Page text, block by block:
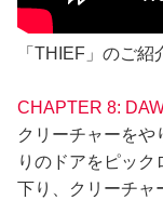
「THIEF」のご紹
CHAPTER 8:
クリーチャーをや
りのドアをピッ
下り、クリーチャ